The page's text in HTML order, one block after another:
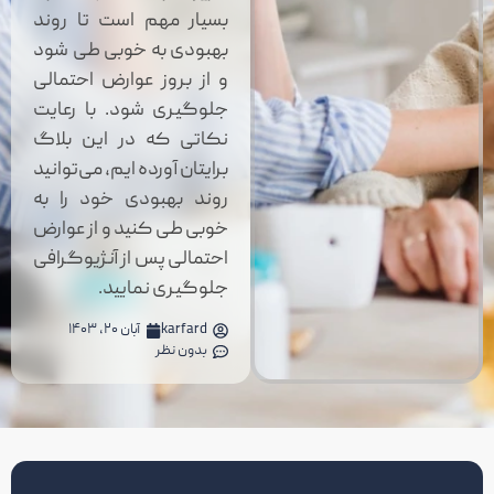
بسیار مهم است تا روند
بهبودی به خوبی طی شود
و از بروز عوارض احتمالی
جلوگیری شود. با رعایت
نکاتی که در این بلاگ
برایتان آورده ایم، می‌توانید
روند بهبودی خود را به
خوبی طی کنید و از عوارض
احتمالی پس از آنژیوگرافی
جلوگیری نمایید.
karfard
آبان ۲۰, ۱۴۰۳
بدون نظر